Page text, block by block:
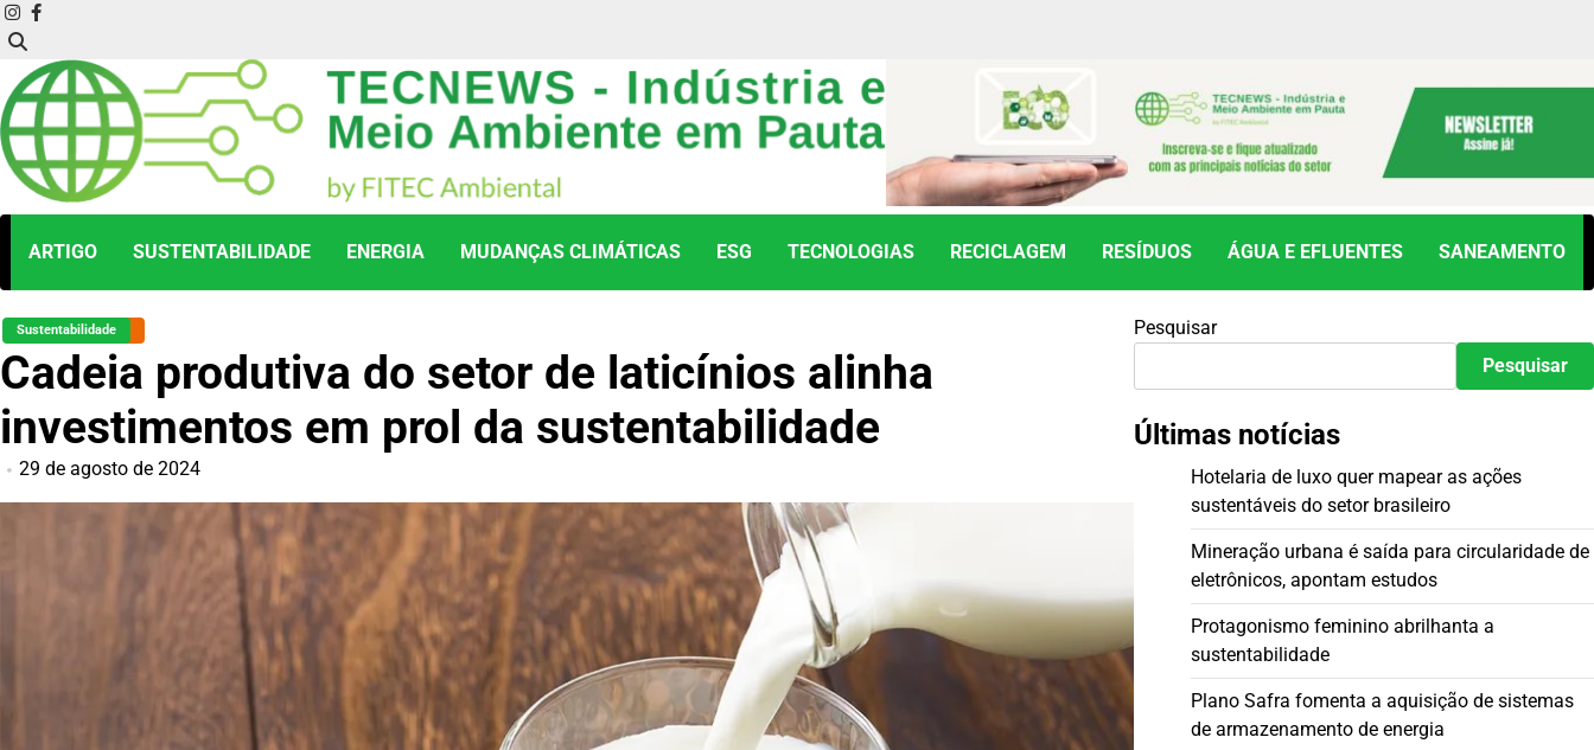
Skip
to
content
instagram
facebook
ARTIGO SUSTENTABILIDADE ENERGIA MUDANÇAS CLIMÁTICAS ESG TECNOLOGIAS RECICLAGEM RESÍDUOS ÁGUA E EFLUENTES SANEAMENTO
Sustentabilidade
Cadeia produtiva do setor de laticínios alinha
investimentos em prol da sustentabilidade
29 de agosto de 2024
Pesquisar
Pesquisar
Últimas notícias
Hotelaria de luxo quer mapear as ações
sustentáveis do setor brasileiro
Mineração urbana é saída para circularidade de
eletrônicos, apontam estudos
Protagonismo feminino abrilhanta a
sustentabilidade
Plano Safra fomenta a aquisição de sistemas
de armazenamento de energia